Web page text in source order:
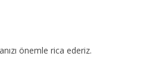
önemle rica ederiz.